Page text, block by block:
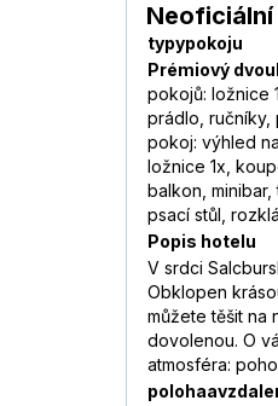
typypokoju
Prémiový
pokojů: ložnice
prádlo, ručníky,
pokoj: výhled
ložnice 1x,
balkon,
psací stůl,
Popis hotelu
V srdci
Obklopen
můžete těšit na
dovolenou. O
atmosféra: